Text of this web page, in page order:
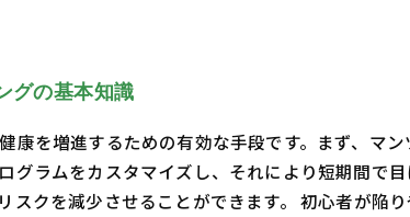
グの基本知識
康を増進するための有効な手段です。まず、マ
グラムをカスタマイズし、それにより短期間で
スクを減少させることができます。 初心者が陥